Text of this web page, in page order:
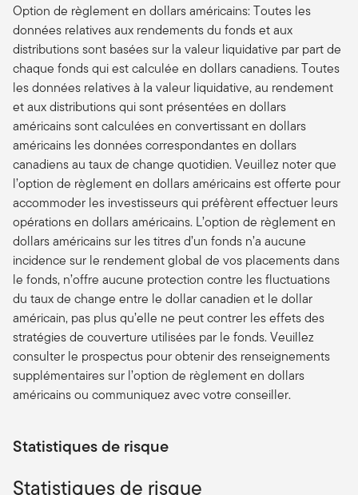
Option de règlement en dollars américains: Toutes les
données relatives aux rendements du fonds et aux
distributions sont basées sur la valeur liquidative par part de
chaque fonds qui est calculée en dollars canadiens. Toutes
les données relatives à la valeur liquidative, au rendement
et aux distributions qui sont présentées en dollars
américains sont calculées en convertissant en dollars
américains les données correspondantes en dollars
canadiens au taux de change quotidien. Veuillez noter que
l’option de règlement en dollars américains est offerte pour
accommoder les investisseurs qui préfèrent effectuer leurs
opérations en dollars américains. L’option de règlement en
dollars américains sur les titres d’un fonds n’a aucune
incidence sur le rendement global de vos placements dans
le fonds, n’offre aucune protection contre les fluctuations
du taux de change entre le dollar canadien et le dollar
américain, pas plus qu’elle ne peut contrer les effets des
stratégies de couverture utilisées par le fonds. Veuillez
consulter le prospectus pour obtenir des renseignements
supplémentaires sur l’option de règlement en dollars
américains ou communiquez avec votre conseiller.
Statistiques de risque
Statistiques de risque